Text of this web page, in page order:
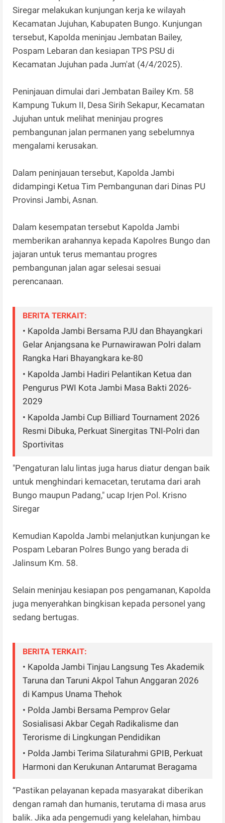
Siregar melakukan kunjungan kerja ke wilayah
Kecamatan Jujuhan, Kabupaten Bungo. Kunjungan
tersebut, Kapolda meninjau Jembatan Bailey,
Pospam Lebaran dan kesiapan TPS PSU di
Kecamatan Jujuhan pada Jum'at (4/4/2025).
Peninjauan dimulai dari Jembatan Bailey Km. 58
Kampung Tukum II, Desa Sirih Sekapur, Kecamatan
Jujuhan untuk melihat meninjau progres
pembangunan jalan permanen yang sebelumnya
mengalami kerusakan.
Dalam peninjauan tersebut, Kapolda Jambi
didampingi Ketua Tim Pembangunan dari Dinas PU
Provinsi Jambi, Asnan.
Dalam kesempatan tersebut Kapolda Jambi
memberikan arahannya kepada Kapolres Bungo dan
jajaran untuk terus memantau progres
pembangunan jalan agar selesai sesuai
perencanaan.
BERITA TERKAIT:
• Kapolda Jambi Bersama PJU dan Bhayangkari
Gelar Anjangsana ke Purnawirawan Polri dalam
Rangka Hari Bhayangkara ke-80
• Kapolda Jambi Hadiri Pelantikan Ketua dan
Pengurus PWI Kota Jambi Masa Bakti 2026-
2029
• Kapolda Jambi Cup Billiard Tournament 2026
Resmi Dibuka, Perkuat Sinergitas TNI-Polri dan
Sportivitas
"Pengaturan lalu lintas juga harus diatur dengan baik
untuk menghindari kemacetan, terutama dari arah
Bungo maupun Padang," ucap Irjen Pol. Krisno
Siregar
Kemudian Kapolda Jambi melanjutkan kunjungan ke
Pospam Lebaran Polres Bungo yang berada di
Jalinsum Km. 58.
Selain meninjau kesiapan pos pengamanan, Kapolda
juga menyerahkan bingkisan kepada personel yang
sedang bertugas.
BERITA TERKAIT:
• Kapolda Jambi Tinjau Langsung Tes Akademik
Taruna dan Taruni Akpol Tahun Anggaran 2026
di Kampus Unama Thehok
• Polda Jambi Bersama Pemprov Gelar
Sosialisasi Akbar Cegah Radikalisme dan
Terorisme di Lingkungan Pendidikan
• Polda Jambi Terima Silaturahmi GPIB, Perkuat
Harmoni dan Kerukunan Antarumat Beragama
“Pastikan pelayanan kepada masyarakat diberikan
dengan ramah dan humanis, terutama di masa arus
balik. Jika ada pengemudi yang kelelahan, himbau